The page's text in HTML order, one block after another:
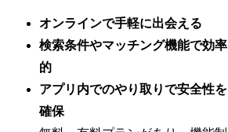
オンラインで手軽に出会える
検索条件やマッチング機能で効率
的
アプリ内でのやり取りで安全性を
確保